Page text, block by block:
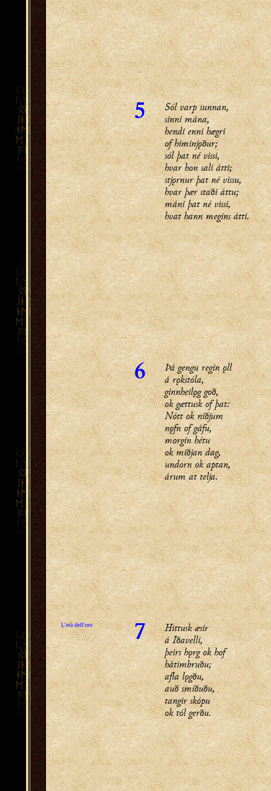
5
Sól varp sunnan,
sinni mána,
hendi enni hægri
of himinjǫður;
sól þat né vissi,
hvar hon sali átti;
stjǫrnur þat né vissu,
hvar þær staði áttu;
máni þat né vissi,
hvat hann megins átti.
6
Þá gengu regin ǫll
á rǫkstóla,
ginnheilǫg goð,
ok gættusk of þat:
Nótt ok niðjum
nǫfn of gáfu,
morgin hétu
ok miðjan dag,
undorn ok aptan,
árum at telja.
L'età dell'oro 7
Hittusk æsir
á Iðavelli,
þeirs hǫrg ok hof
hátimbruðu;
afla lǫgðu,
auð smíðuðu,
tangir skópu
ok tól gerðu.